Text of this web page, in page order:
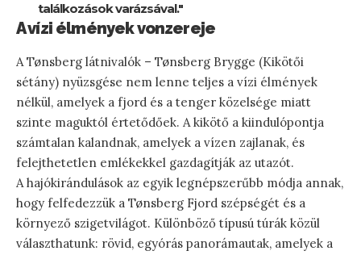
találkozások varázsával."
A vízi élmények vonzereje
A Tønsberg látnivalók – Tønsberg Brygge (Kikötői
sétány) nyüzsgése nem lenne teljes a vízi élmények
nélkül, amelyek a fjord és a tenger közelsége miatt
szinte maguktól értetődőek. A kikötő a kiindulópontja
számtalan kalandnak, amelyek a vízen zajlanak, és
felejthetetlen emlékekkel gazdagítják az utazót.
A hajókirándulások az egyik legnépszerűbb módja annak,
hogy felfedezzük a Tønsberg Fjord szépségét és a
környező szigetvilágot. Különböző típusú túrák közül
választhatunk: rövid, egyórás panorámautak, amelyek a